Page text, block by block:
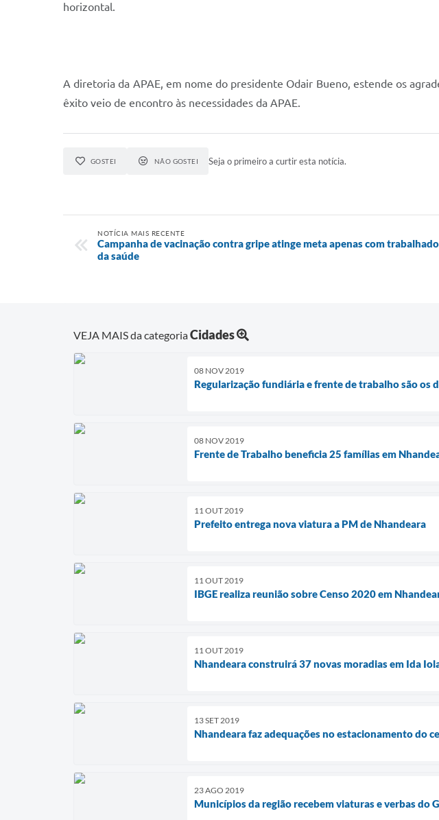
horizontal.
A diretoria da APAE, em nome do presidente Odair Bueno, estende os
êxito veio de encontro às necessidades da APAE.
GOSTEI NÃO GOSTEI Seja o primeiro a curtir esta notícia.
NOTÍCIA MAIS RECENTE
Campanha de vacinação contra gripe atinge meta apenas com
da saúde
VEJA MAIS da categoriaCidades
08 NOV 2019
Regularização fundiária e frente de trabalho são os
08 NOV 2019
Frente de Trabalho beneficia 25 famílias em
11 OUT 2019
Prefeito entrega nova viatura a PM de Nhandeara
11 OUT 2019
IBGE realiza reunião sobre Censo 2020 em
11 OUT 2019
Nhandeara construirá 37 novas moradias em Ida
13 SET 2019
Nhandeara faz adequações no estacionamento do
23 AGO 2019
Municípios da região recebem viaturas e verbas do